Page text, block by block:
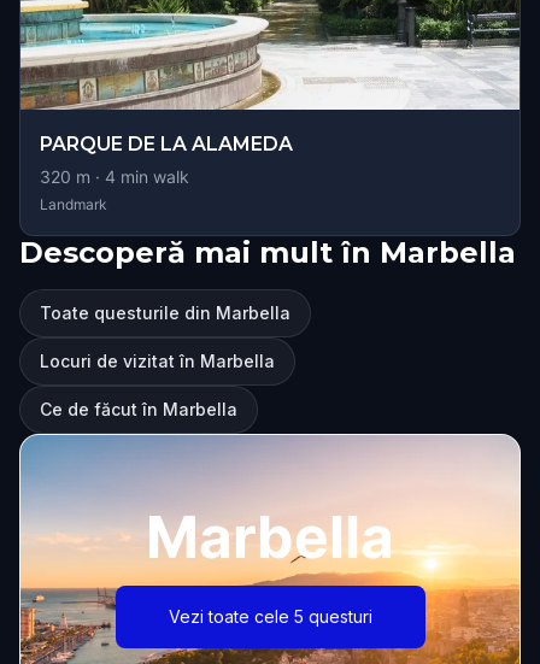
PARQUE DE LA ALAMEDA
320 m · 4 min walk
Landmark
Descoperă mai mult în Marbella
Toate questurile din Marbella
Locuri de vizitat în Marbella
Ce de făcut în Marbella
Marbella
Vezi toate cele 5 questuri